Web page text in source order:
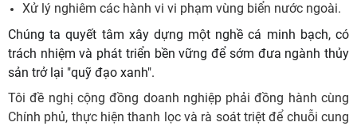
Xử lý nghiêm các hành vi vi phạm vùng biển nước ngoài.
Chúng ta quyết tâm xây dựng một nghề cá minh bạch, có
trách nhiệm và phát triển bền vững để sớm đưa ngành thủy
sản trở lại "quỹ đạo xanh".
Tôi đề nghị cộng đồng doanh nghiệp phải đồng hành cùng
Chính phủ, thực hiện thanh lọc và rà soát triệt để chuỗi cung